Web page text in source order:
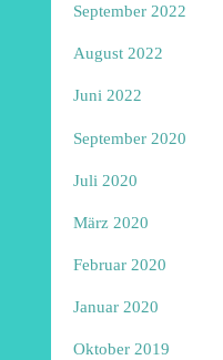
September 2022
August 2022
Juni 2022
September 2020
Juli 2020
März 2020
Februar 2020
Januar 2020
Oktober 2019